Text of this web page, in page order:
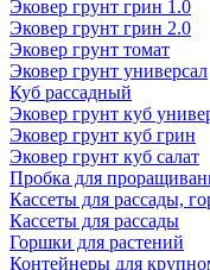
Эковер грунт грин 1.0
Эковер грунт грин 2.0
Эковер грунт томат
Эковер грунт универсал
Куб рассадный
Эковер грунт куб
Эковер грунт куб грин
Эковер грунт куб салат
Пробка для
Кассеты для рассады,
Кассеты для рассады
Горшки для растений
Контейнеры для